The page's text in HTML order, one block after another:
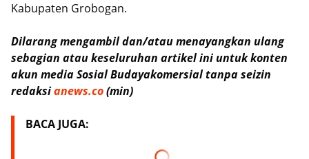
Kabupaten Grobogan.
Dilarang mengambil dan/atau menayangkan ulang
sebagian atau keseluruhan artikel ini untuk konten
akun media Sosial Budayakomersial tanpa seizin
redaksianews.co(min)
BACA JUGA: